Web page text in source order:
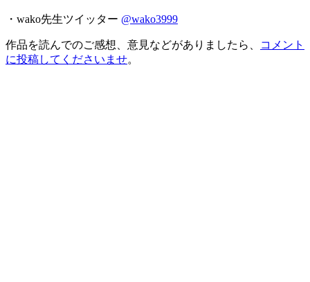
・wako先生ツイッター @wako3999
作品を読んでのご感想、意見などがありましたら、
コメント
に投稿してくださいませ。